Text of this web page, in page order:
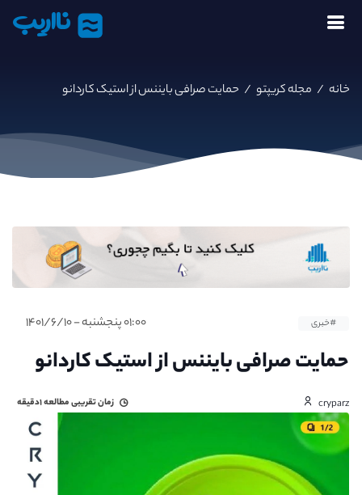
نااریب
خانه / مجله کریپتو / حمایت صرافی بایننس از استیک کاردانو
#خبری ۰۱:۰۰ پنجشنبه - ۱۴۰۱/۶/۱۰
حمایت صرافی بایننس از استیک کاردانو
cryparz زمان تقریبی مطالعه۱دقیقه